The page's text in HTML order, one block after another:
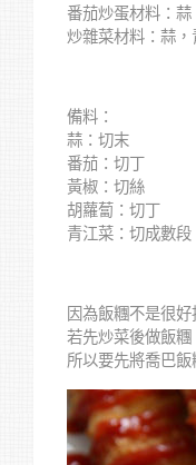
番茄炒蛋材料：
炒雜菜材料：蒜
備料：
蒜：切末
番茄：切丁
黃椒：切絲
胡蘿蔔：切丁
青江菜：切成數段
因為飯糰不是很
若先炒菜後做飯
所以要先將喬巴